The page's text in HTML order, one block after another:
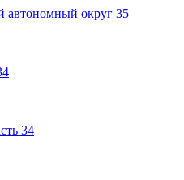
автономный округ 35
34